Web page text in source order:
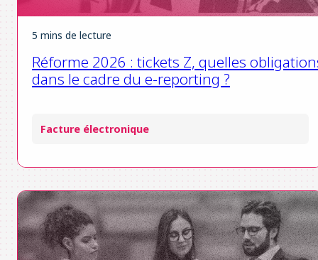
5 mins de lecture
Réforme 2026 : tickets Z, quelles
dans le cadre du e-reporting ?
Facture électronique